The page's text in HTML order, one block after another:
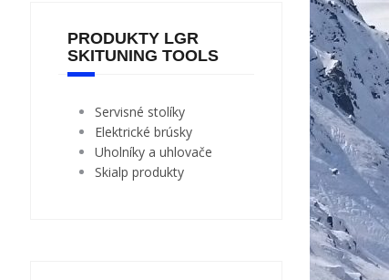
PRODUKTY LGR
SKITUNING TOOLS
Servisné stolíky
Elektrické brúsky
Uholníky a uhlovače
Skialp produkty